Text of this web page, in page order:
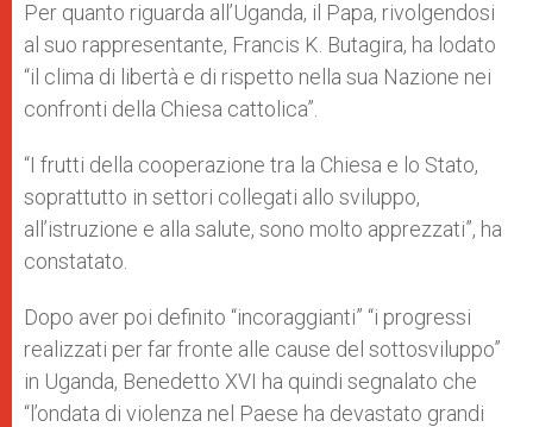
Per quanto riguarda all’Uganda, il Papa, rivolgendosi
al suo rappresentante, Francis K. Butagira, ha lodato
“il clima di libertà e di rispetto nella sua Nazione nei
confronti della Chiesa cattolica”.
“I frutti della cooperazione tra la Chiesa e lo Stato,
soprattutto in settori collegati allo sviluppo,
all’istruzione e alla salute, sono molto apprezzati”, ha
constatato.
Dopo aver poi definito “incoraggianti” “i progressi
realizzati per far fronte alle cause del sottosviluppo”
in Uganda, Benedetto XVI ha quindi segnalato che
“l’ondata di violenza nel Paese ha devastato grandi